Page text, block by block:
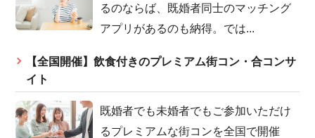
るのならば、既婚者同士のマッチング
アプリがあるのも納得。では...
【全国開催】飲食付きのプレミアム街コン・合コンサ
イト
既婚者でも未婚者でもご参加いただけ
るプレミアムな街コンを全国で開催